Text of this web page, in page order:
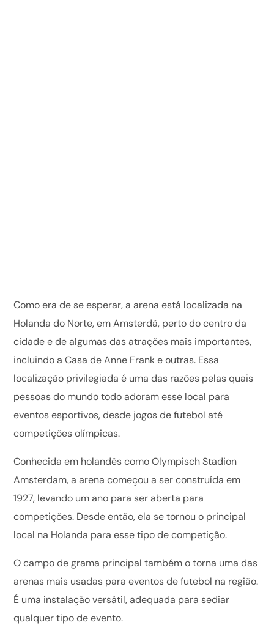
Como era de se esperar, a arena está localizada na
Holanda do Norte, em Amsterdã, perto do centro da
cidade e de algumas das atrações mais importantes,
incluindo a Casa de Anne Frank e outras. Essa
localização privilegiada é uma das razões pelas quais
pessoas do mundo todo adoram esse local para
eventos esportivos, desde jogos de futebol até
competições olímpicas.
Conhecida em holandês como Olympisch Stadion
Amsterdam, a arena começou a ser construída em
1927, levando um ano para ser aberta para
competições. Desde então, ela se tornou o principal
local na Holanda para esse tipo de competição.
O campo de grama principal também o torna uma das
arenas mais usadas para eventos de futebol na região.
É uma instalação versátil, adequada para sediar
qualquer tipo de evento.